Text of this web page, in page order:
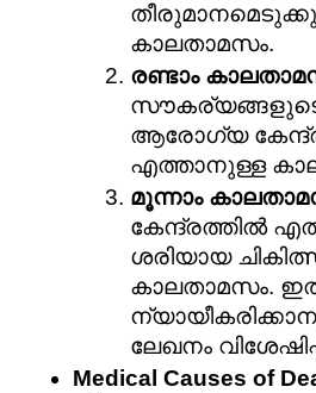
കാലതാമസം.
രണ്ടാം
ആരോഗ്യ
എത്താനുള്ള
മൂന്നാം
കേന്ദ്രത്തിൽ
ശരിയായ
കാലതാമസം.
ലേഖനം
Medical Causes of